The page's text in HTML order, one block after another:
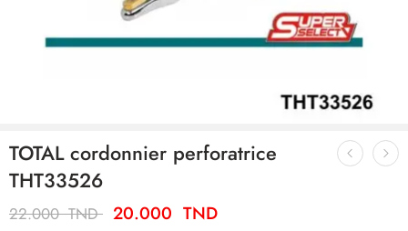
TOTAL cordonnier perforatrice
THT33526
22.000TND 20.000 TND